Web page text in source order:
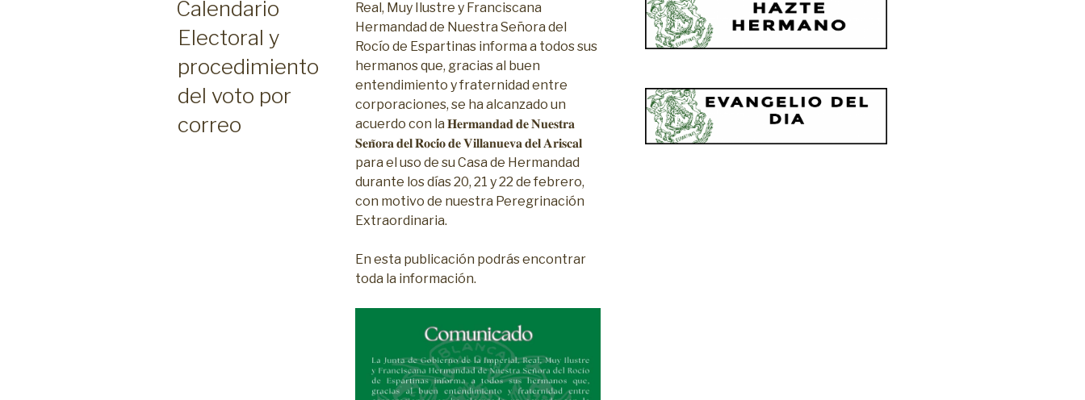
Real, Muy Ilustre y Franciscana
Hermandad de Nuestra Señora del
Rocío de Espartinas informa a todos sus
hermanos que, gracias al buen
entendimiento y fraternidad entre
corporaciones, se ha alcanzado un
acuerdo con la 𝐇𝐞𝐫𝐦𝐚𝐧𝐝𝐚𝐝 𝐝𝐞 𝐍𝐮𝐞𝐬𝐭𝐫𝐚
𝐒𝐞𝐧̃𝐨𝐫𝐚 𝐝𝐞𝐥 𝐑𝐨𝐜𝐢́𝐨 𝐝𝐞 𝐕𝐢𝐥𝐥𝐚𝐧𝐮𝐞𝐯𝐚 𝐝𝐞𝐥 𝐀𝐫𝐢𝐬𝐜𝐚𝐥
para el uso de su Casa de Hermandad
durante los días 20, 21 y 22 de febrero,
con motivo de nuestra Peregrinación
Extraordinaria.
En esta publicación podrás encontrar
toda la información.
Calendario
Electoral y
procedimiento
del voto por
correo